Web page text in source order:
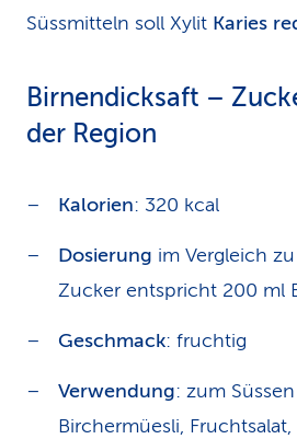
Süssmitteln soll Xylit Karies
Birnendicksaft –
der Region
Kalorien: 320 kcal
Dosierung im Vergleich
Zucker entspricht 200 ml
Geschmack: fruchtig
Verwendung: zum
Birchermüesli,